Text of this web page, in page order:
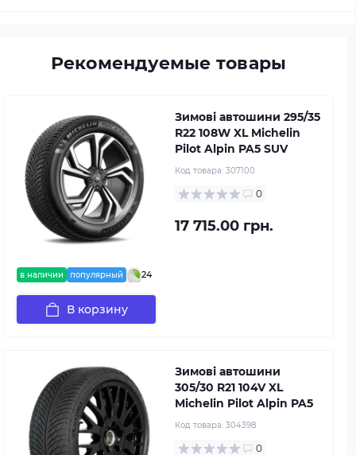
Рекомендуемые товары
в наличии популярный 24
Зимові автошини 295/35
R22 108W XL Michelin
Pilot Alpin PA5 SUV
Код товара: 307100
0
17 715.00 грн.
В корзину
Зимові автошини
305/30 R21 104V XL
Michelin Pilot Alpin PA5
Код товара: 304398
0